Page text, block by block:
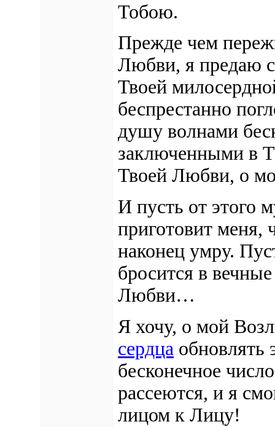
Тобою.
Прежде чем
Любви, я предаю
Твоей
беспрестанно
душу волнами
заключенными в
Твоей Любви, о
И пусть от этого
приготовит меня,
наконец умру.
бросится в
Любви…
Я хочу, о мой
сердца обновлять
бесконечное
рассеются, и я
лицом к Лицу!